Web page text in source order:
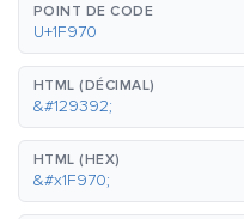
POINT DE CODE
U+1F970
HTML (DÉCIMAL)
&#129392;
HTML (HEX)
&#x1F970;